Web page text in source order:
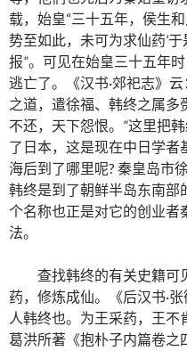
载，始皇“三十五年，侯生
势至如此，未可为求仙药’
报”。可见在始皇三十五年
逃亡了。《汉书·郊祀志》
之道，遣徐福、韩终之属
不还，天下怨恨。”这里把
了日本，这是现在中日学者
海后到了哪里呢? 秦皇岛市
韩终是到了朝鲜半岛东南部
个名称也正是对它的创业者
法。
查找韩终的有关史籍可
药，修炼成仙。《后汉书·
人韩终也。为王采药，王不
葛洪所著《抱朴子内篇卷之